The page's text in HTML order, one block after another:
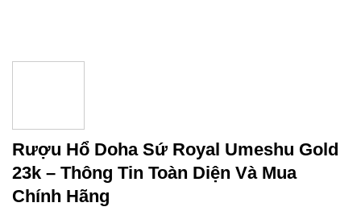
Rượu Hổ Doha Sứ Royal Umeshu Gold
23k – Thông Tin Toàn Diện Và Mua
Chính Hãng